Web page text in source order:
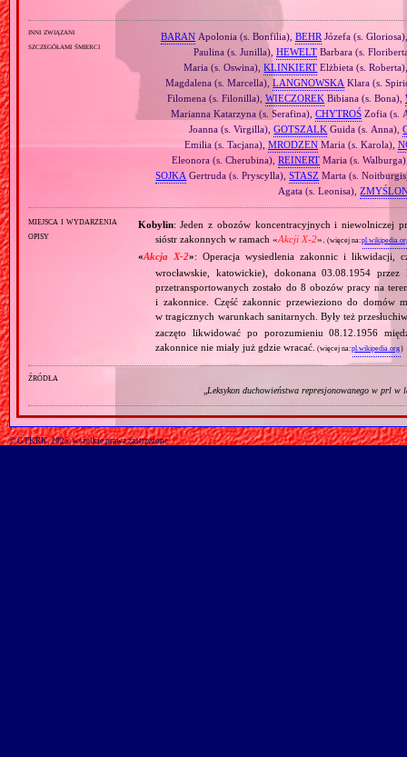
inni związani
szczegółami śmierci
BARANApolonia (s. Bonfilia), BEHR Józefa (s.
Paulina (s. Junilla), HEWELTBarbara (s.
Maria (s. Oswina),KLINKIERT Elżbieta (s.
Magdalena (s. Marcella),LANGNOWSKA Klara (s.
Filomena (s. Filonilla), WIECZOREKBibiana (s. Bona),
Marianna Katarzyna (s. Serafina), CHYTROŚZofia (s.
Joanna (s. Virgilla),GOTSZALK Guida (s. Anna),
Emilia (s. Tacjana), MRODZENMaria (s. Karola),
Eleonora (s. Cherubina), REINERTMaria (s.
SOJKA Gertruda (s. Pryscylla),STASZ Marta (s.
Agata (s. Leonisa),
miejsca i wydarzenia
opisy
Kobylin: Jeden z obozów koncentracyjnych i niewolniczej
sióstr zakonnych w ramach «Akcji X‐2». (więcej na:
«Akcja X‐2»: Operacja wysiedlenia zakonnic i likwidacji,
wrocławskie, katowickie), dokonana 03.08.1954
przetransportowanych zostało do 8 obozów pracy na
i zakonnice. Część zakonnic przewieziono do domów
w tragicznych warunkach sanitarnych. Były też
zaczęto likwidować po porozumieniu 08.12.1956
zakonnice nie miały już gdzie wracać. (więcej na:pl.wikipedia.org)
źródła
„Leksykon duchowieństwa represjonowanego w prl w
© GTKRK, 2025, wszelkie prawa zastrzeżone